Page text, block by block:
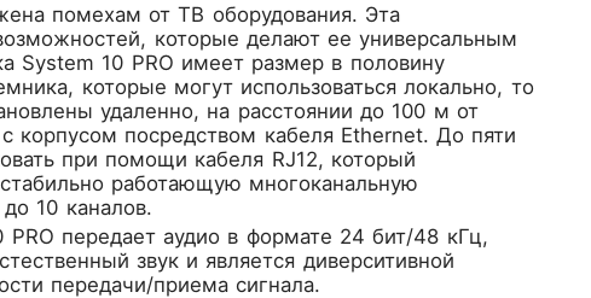
помехам от ТВ оборудования. Эта
которые делают ее универсальным
System 10 PRO имеет размер в половину
которые могут использоваться локально, то
удаленно, на расстоянии до 100 м от
корпусом посредством кабеля Ethernet. До пяти
при помощи кабеля RJ12, который
работающую многоканальную
10 каналов.
передает аудио в формате 24 бит/48 кГц,
звук и является диверситивной
передачи/приема сигнала.